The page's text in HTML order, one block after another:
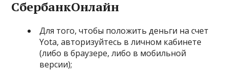
СбербанкОнлайн
Для того, чтобы положить деньги на счет
Yota, авторизуйтесь в личном кабинете
(либо в браузере, либо в мобильной
версии);